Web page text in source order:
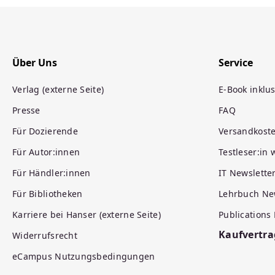
Über Uns
Verlag (externe Seite)
Presse
Für Dozierende
Für Autor:innen
Für Händler:innen
Für Bibliotheken
Karriere bei Hanser (externe Seite)
Widerrufsrecht
eCampus Nutzungsbedingungen
Service
E-Book
FAQ
Testleser:in
IT
Lehrbuch
Publications